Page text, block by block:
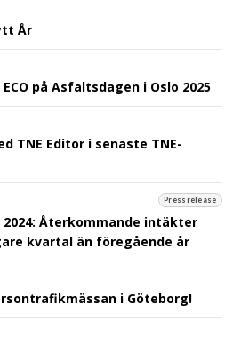
År
på Asfaltsdagen i Oslo 2025
TNE Editor i senaste TNE-
Pressrelease
Återkommande intäkter
kvartal än föregående år
i Göteborg!